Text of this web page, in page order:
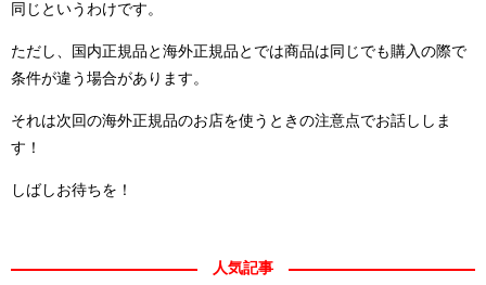
同じというわけです。
ただし、国内正規品と海外正規品とでは商品は同じでも購入の際で
条件が違う場合があります。
それは次回の海外正規品のお店を使うときの注意点でお話ししま
す！
しばしお待ちを！
人気記事